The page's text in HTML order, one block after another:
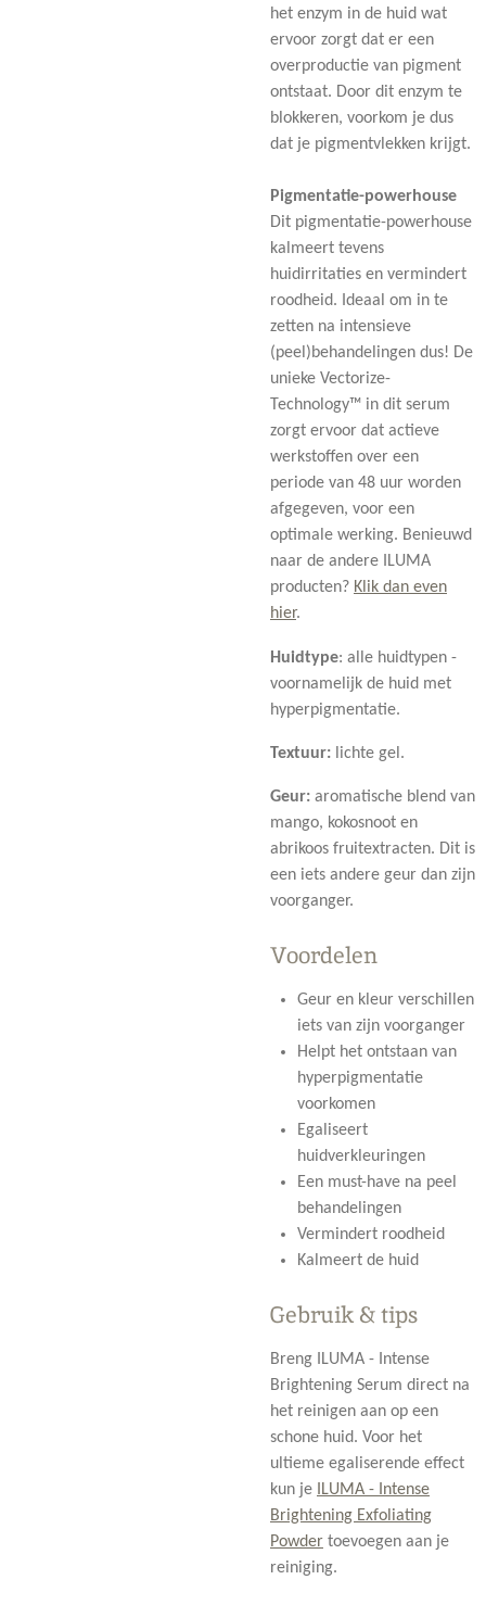
het enzym in de huid wat
ervoor zorgt dat er een
overproductie van pigment
ontstaat. Door dit enzym te
blokkeren, voorkom je dus
dat je pigmentvlekken krijgt.
Pigmentatie-powerhouse
Dit pigmentatie-powerhouse
kalmeert tevens
huidirritaties en vermindert
roodheid. Ideaal om in te
zetten na intensieve
(peel)behandelingen dus! De
unieke Vectorize-
Technology™ in dit serum
zorgt ervoor dat actieve
werkstoffen over een
periode van 48 uur worden
afgegeven, voor een
optimale werking. Benieuwd
naar de andere ILUMA
producten? Klik dan even
hier.
Huidtype: alle huidtypen -
voornamelijk de huid met
hyperpigmentatie.
Textuur: lichte gel.
Geur: aromatische blend van
mango, kokosnoot en
abrikoos fruitextracten. Dit is
een iets andere geur dan zijn
voorganger.
Voordelen
Geur en kleur verschillen
iets van zijn voorganger
Helpt het ontstaan van
hyperpigmentatie
voorkomen
Egaliseert
huidverkleuringen
Een must-have na peel
behandelingen
Vermindert roodheid
Kalmeert de huid
Gebruik & tips
Breng ILUMA - Intense
Brightening Serum direct na
het reinigen aan op een
schone huid. Voor het
ultieme egaliserende effect
kun je
ILUMA - Intense
Brightening Exfoliating
Powder toevoegen aan je
reiniging.